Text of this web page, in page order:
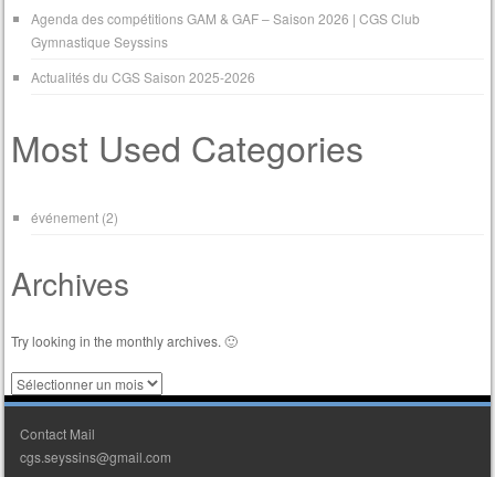
Agenda des compétitions GAM & GAF – Saison 2026 | CGS Club
Gymnastique Seyssins
Actualités du CGS Saison 2025-2026
Most Used Categories
événement (2)
Archives
Try looking in the monthly archives. 🙂
Archives
Contact Mail
cgs.seyssins@gmail.com